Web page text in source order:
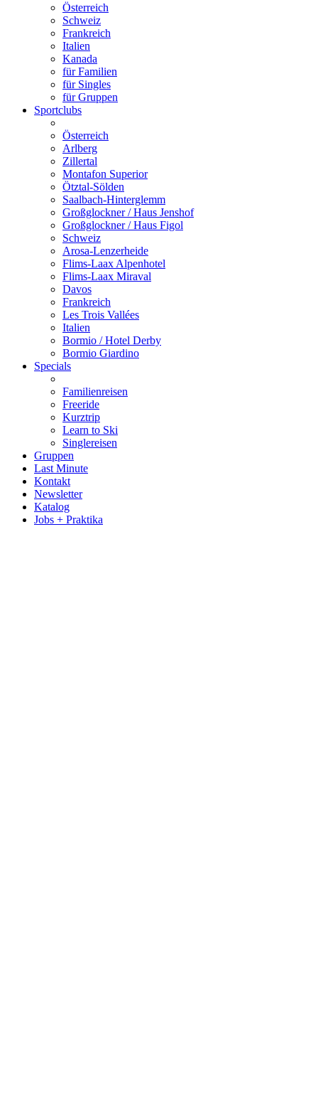
Österreich
Schweiz
Frankreich
Italien
Kanada
für Familien
für Singles
für Gruppen
Sportclubs
Österreich
Arlberg
Zillertal
Montafon Superior
Ötztal-Sölden
Saalbach-Hinterglemm
Großglockner / Haus Jenshof
Großglockner / Haus Figol
Schweiz
Arosa-Lenzerheide
Flims-Laax Alpenhotel
Flims-Laax Miraval
Davos
Frankreich
Les Trois Vallées
Italien
Bormio / Hotel Derby
Bormio Giardino
Specials
Familienreisen
Freeride
Kurztrip
Learn to Ski
Singlereisen
Gruppen
Last Minute
Kontakt
Newsletter
Katalog
Jobs + Praktika